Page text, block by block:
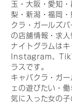
玉・大阪・愛知
梨・新潟・福岡
クラ・ガールズ
の店舗情報・求人
ナイトグラムは
Instagram、
ラスです。
キャバクラ・ガ
ェの遊びたい・働
気に入った女の